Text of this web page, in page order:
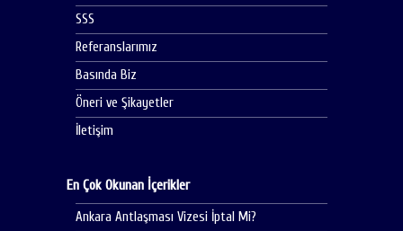
SSS
Referanslarımız
Basında Biz
Öneri ve Şikayetler
İletişim
En Çok Okunan İçerikler
Ankara Antlaşması Vizesi İptal Mi?